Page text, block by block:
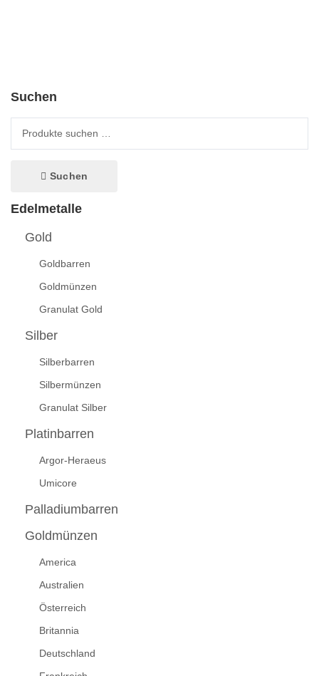
Suchen
Suchen
Edelmetalle
Gold
Goldbarren
Goldmünzen
Granulat Gold
Silber
Silberbarren
Silbermünzen
Granulat Silber
Platinbarren
Argor-Heraeus
Umicore
Palladiumbarren
Goldmünzen
America
Australien
Österreich
Britannia
Deutschland